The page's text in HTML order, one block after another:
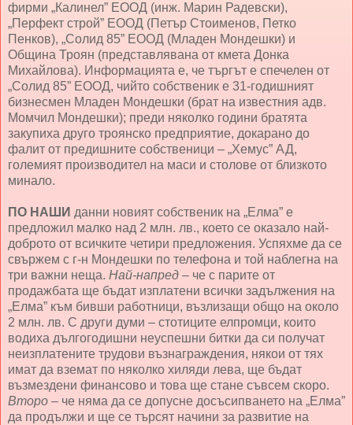
фирми „Калинел” ЕООД (инж. Марин Радевски),
„Перфект строй” ЕООД (Петър Стоименов, Петко
Пенков), „Солид 85” ЕООД (Младен Мондешки) и
Община Троян (представлявана от кмета Донка
Михайлова). Информацията е, че търгът е спечелен от
„Солид 85” ЕООД, чийто собственик е 31-годишният
бизнесмен Младен Мондешки (брат на известния адв.
Момчил Мондешки); преди няколко години братята
закупиха друго троянско предприятие, докарано до
фалит от предишните собственици – „Хемус” АД,
големият производител на маси и столове от близкото
минало.
ПО НАШИ данни новият собственик на „Елма” е
предложил малко над 2 млн. лв., което се оказало най-
доброто от всичките четири предложения. Успяхме да се
свържем с г-н Мондешки по телефона и той наблегна на
три важни неща. Най-напред – че с парите от
продажбата ще бъдат изплатени всички задължения на
„Елма” към бивши работници, възлизащи общо на около
2 млн. лв. С други думи – стотиците елпромци, които
водиха дългогодишни неуспешни битки да си получат
неизплатените трудови възнаграждения, някои от тях
имат да вземат по няколко хиляди лева, ще бъдат
възмездени финансово и това ще стане съвсем скоро.
Второ – че няма да се допусне досъсипването на „Елма”
да продължи и ще се търсят начини за развитие на